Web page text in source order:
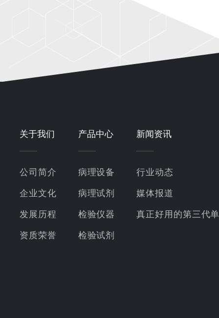
关于我们
公司简介
企业文化
发展历程
资质荣誉
产品中心
病理设备
病理试剂
检验仪器
检验试剂
新闻资讯
行业动态
媒体报道
真正好用的第三代